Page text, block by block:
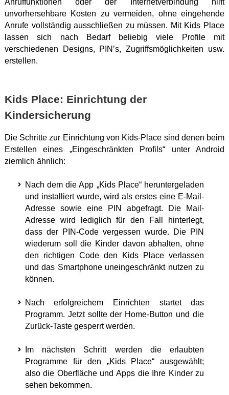
unvorhersehbare Kosten zu vermeiden, ohne eingehende
Anrufe vollständig ausschließen zu müssen. Mit Kids Place
lassen sich nach Bedarf beliebig viele Profile mit
verschiedenen Designs, PIN’s, Zugriffsmöglichkeiten usw.
erstellen.
Kids Place: Einrichtung der
Kindersicherung
Die Schritte zur Einrichtung von Kids-Place sind denen beim
Erstellen eines „Eingeschränkten Profils“ unter Android
ziemlich ähnlich:
Nach dem die App „Kids Place“ heruntergeladen
und installiert wurde, wird als erstes eine E-Mail-
Adresse sowie eine PIN abgefragt. Die Mail-
Adresse wird lediglich für den Fall hinterlegt,
dass der PIN-Code vergessen wurde. Die PIN
wiederum soll die Kinder davon abhalten, ohne
den richtigen Code den Kids Place verlassen
und das Smartphone uneingeschränkt nutzen zu
können.
Nach erfolgreichem Einrichten startet das
Programm. Jetzt sollte der Home-Button und die
Zurück-Taste gesperrt werden.
Im nächsten Schritt werden die erlaubten
Programme für den „Kids Place“ ausgewählt;
also die Oberfläche und Apps die Ihre Kinder zu
sehen bekommen.